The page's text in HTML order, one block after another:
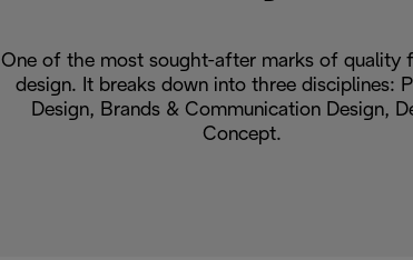
One of the most sought-after marks of quality
design. It breaks down into three disciplines:
Design, Brands & Communication Design,
Concept.